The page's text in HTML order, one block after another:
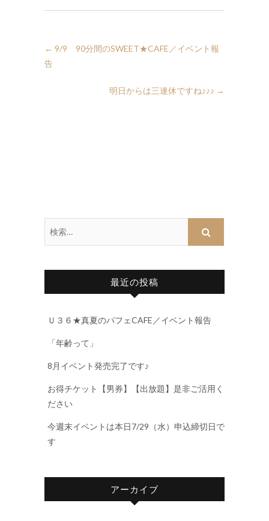
← 9/9 90分間のSWEET★CAFE／イベント報
告
明日からは三連休ですね♪♪♪ →
最近の投稿
Ｕ３６★真夏のパフェCAFE／イベント報告
「年齢って」
8月イベント発売完了です♪
お得チケット【男券】【出放題】是非ご活用く
ださい
今週末イベントは本日7/29（水）申込締切日で
す
アーカイブ